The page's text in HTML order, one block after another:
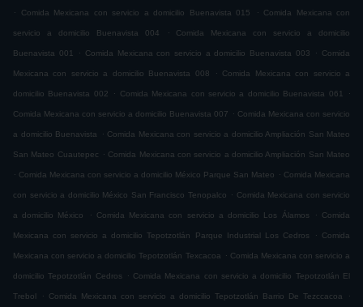
.
Comida Mexicana con servicio a domicilio Buenavista 015 . Comida Mexicana con
servicio a domicilio Buenavista 004 . Comida Mexicana con servicio a domicilio
Buenavista 001 . Comida Mexicana con servicio a domicilio Buenavista 003 . Comida
Mexicana con servicio a domicilio Buenavista 008 . Comida Mexicana con servicio a
domicilio Buenavista 002 . Comida Mexicana con servicio a domicilio Buenavista 061 .
Comida Mexicana con servicio a domicilio Buenavista 007 . Comida Mexicana con servicio
a domicilio Buenavista . Comida Mexicana con servicio a domicilio Ampliación San Mateo
San Mateo Cuautepec . Comida Mexicana con servicio a domicilio Ampliación San Mateo
. Comida Mexicana con servicio a domicilio México Parque San Mateo . Comida Mexicana
con servicio a domicilio México San Francisco Tenopalco . Comida Mexicana con servicio
a domicilio México . Comida Mexicana con servicio a domicilio Los Álamos . Comida
Mexicana con servicio a domicilio Tepotzotlán Parque Industrial Los Cedros . Comida
Mexicana con servicio a domicilio Tepotzotlán Texcacoa . Comida Mexicana con servicio a
domicilio Tepotzotlán Cedros . Comida Mexicana con servicio a domicilio Tepotzotlán El
Trebol . Comida Mexicana con servicio a domicilio Tepotzotlán Barrio De Tezccacoa .